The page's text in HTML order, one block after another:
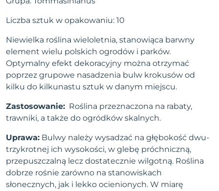
Liczba sztuk w opakowaniu: 10
Niewielka roślina wieloletnia, stanowiąca barwny
element wielu polskich ogrodów i parków.
Optymalny efekt dekoracyjny można otrzymać
poprzez grupowe nasadzenia bulw krokusów od
kilku do kilkunastu sztuk w danym miejscu.
Zastosowanie: Roślina przeznaczona na rabaty,
trawniki, a także do ogródków skalnych.
Uprawa: Bulwy należy wysadzać na głębokość dwu-
trzykrotnej ich wysokości, w glebę próchniczną,
przepuszczalną lecz dostatecznie wilgotną. Roślina
dobrze rośnie zarówno na stanowiskach
słonecznych, jak i lekko ocienionych. W miarę